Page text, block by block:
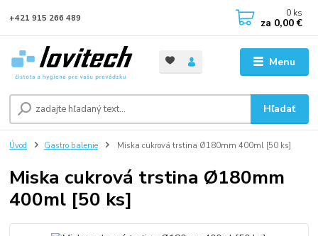
Menu
Hľadať
+421 915 266 489 0 ks
za 0,00 €
Úvod Gastro balenie Miska cukrová trstina Ø180mm 400ml [50 ks]
Miska cukrová trstina Ø180mm
400ml [50 ks]